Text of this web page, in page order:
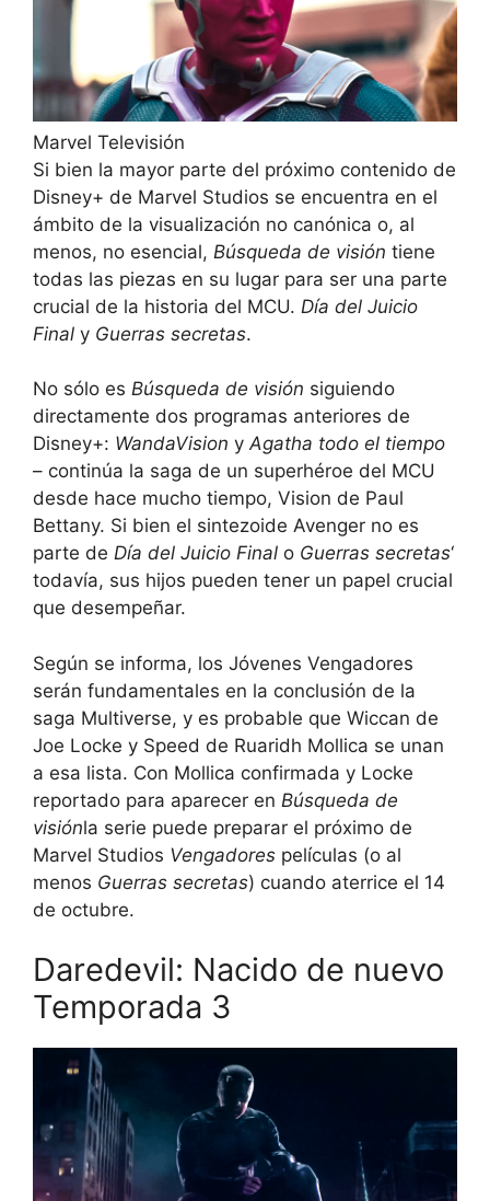
Marvel Televisión
Si bien la mayor parte del próximo contenido de
Disney+ de Marvel Studios se encuentra en el
ámbito de la visualización no canónica o, al
menos, no esencial, Búsqueda de visión tiene
todas las piezas en su lugar para ser una parte
crucial de la historia del MCU. Día del Juicio
Final y Guerras secretas.
No sólo es Búsqueda de visión siguiendo
directamente dos programas anteriores de
Disney+: WandaVision yAgatha todo el tiempo
– continúa la saga de un superhéroe del MCU
desde hace mucho tiempo, Vision de Paul
Bettany. Si bien el sintezoide Avenger no es
parte de Día del Juicio Final o Guerras secretas‘
todavía, sus hijos pueden tener un papel crucial
que desempeñar.
Según se informa, los Jóvenes Vengadores
serán fundamentales en la conclusión de la
saga Multiverse, y es probable que Wiccan de
Joe Locke y Speed ​​de Ruaridh Mollica se unan
a esa lista. Con Mollica confirmada y Locke
reportado para aparecer en Búsqueda de
visiónla serie puede preparar el próximo de
Marvel Studios Vengadores películas (o al
menos Guerras secretas) cuando aterrice el 14
de octubre.
Daredevil: Nacido de nuevo
Temporada 3